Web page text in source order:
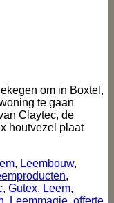
om in Boxtel,
te gaan
Claytec, de
houtvezel plaat
, Leembouw,
,
, Gutex, Leem,
Leemmagie offerte